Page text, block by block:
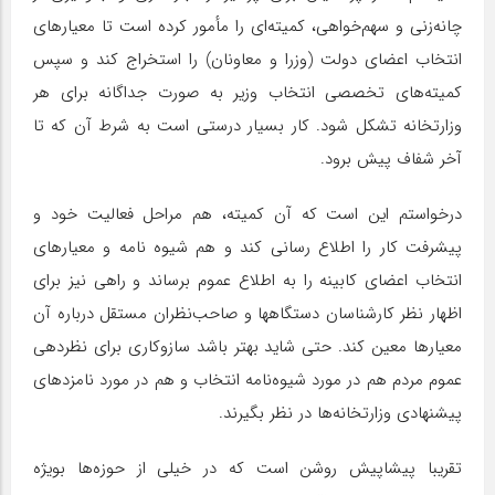
چانه‌زنی و سهم‌خواهی، کمیته‌ای را مأمور کرده است تا معیارهای
انتخاب اعضای دولت (وزرا و معاونان) را استخراج کند و سپس
کمیته‌های تخصصی انتخاب وزیر به صورت جداگانه برای هر
وزارتخانه تشکل شود. کار بسیار درستی است به شرط آن که تا
آخر شفاف پیش برود.
درخواستم این است که آن کمیته، هم مراحل فعالیت خود و
پیشرفت کار را اطلاع رسانی کند و هم شیوه نامه و معیارهای
انتخاب اعضای کابینه را به اطلاع عموم برساند و راهی نیز برای
اظهار نظر کارشناسان دستگاهها و صاحب‌نظران مستقل درباره آن
معیارها معین کند. حتی شاید بهتر باشد سازوکاری برای نظردهی
عموم مردم هم در مورد شیوه‌نامه انتخاب و هم در مورد نامزدهای
پیشنهادی وزارتخانه‌ها در نظر بگیرند.
تقریبا پیشاپیش روشن است که در خیلی از حوزه‌ها بویژه